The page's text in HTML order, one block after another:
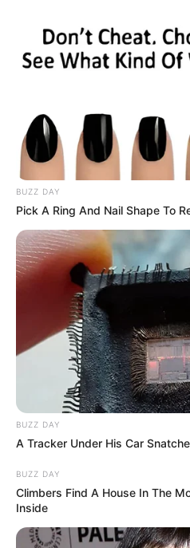
"Akcja filmu „Avatar:
ich staraniach, by
i swoim dzieciom, mimo
doświadczają i bitew,
BUZZ DAY
Pick A Ring And Nail Shape To
BUZZ DAY
A Tracker Under His Car
BUZZ DAY
Climbers Find A House In The
Inside